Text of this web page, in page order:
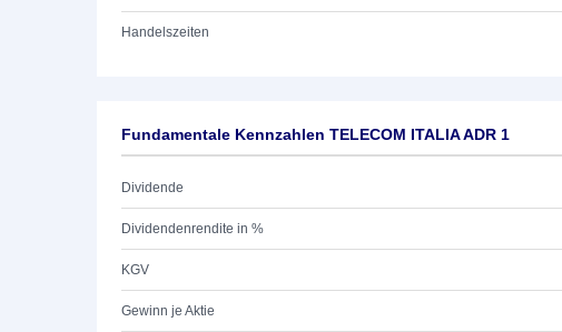
Handelszeiten
Fundamentale Kennzahlen TELECOM ITALIA ADR 1
Dividende
Dividendenrendite in %
KGV
Gewinn je Aktie